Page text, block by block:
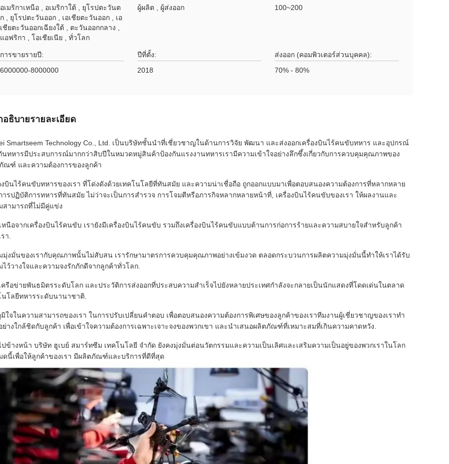
อเมริกาเหนือ , อเมริกาใต้ , ยุโรปตะวันต
ก , ยุโรปตะวันออก , เอเชียตะวันออก , เอ
เชียตะวันออกเฉียงใต้ , ตะวันออกกลาง ,
แอฟริกา , โอเชียเนีย , ทั่วโลก
ผู้ผลิต , ผู้ส่งออก
100~200
การขายรายปี:
6000000-8000000
ปีที่ตั้ง:
2018
ส่งออก (คอมพิวเตอร์ส่วนบุคคล):
70% - 80%
อธิบายรายละเอียด
Smartseem Technology Co., Ltd. เป็นบริษัทชั้นนําที่เชี่ยวชาญในด้านการวิจัย พัฒนา และส่งออกเครื่องบินไร้คนขับทหาร และอุปกรณ์
นทหารมีประสบการณ์มากกว่าสิบปีในหมวดหมู่สินค้าป้องกันแรงงานทหารเรามีความเข้าใจอย่างลึกซึ้งเกี่ยวกับการควบคุมคุณภาพของ
ณฑ์ และความต้องการของลูกค้า
งบินไร้คนขับทหารของเรา ที่โด่งดังด้วยเทคโนโลยีที่ทันสมัย และความน่าเชื่อถือ ถูกออกแบบมาเพื่อตอบสนองความต้องการที่หลากหลาย
ารปฏิบัติการทหารที่ทันสมัย ไม่ว่าจะเป็นการสํารวจ การโจมตีหรือภารกิจหลากหลายหน้าที่, เครื่องบินไร้คนขับของเรา ให้ผลงานและ
สามารถที่ไม่มีคู่แข่ง
หนือจากเครื่องบินไร้คนขับ เรายังมีเครื่องบินไร้คนขับ รวมถึงเครื่องบินไร้คนขับแบบต้านการก่อการร้ายและความสบายใจสําหรับลูกค้า
า.
มุ่งมั่นของเรากับคุณภาพนั้นไม่สับสน เรารักษามาตรการควบคุมคุณภาพอย่างเข้มงวด ตลอดกระบวนการผลิตความมุ่งมั่นนี้ทําให้เราได้รับ
ไว้วางใจและความจงรักภักดีจากลูกค้าทั่วโลก.
ครือข่ายพันธมิตรระดับโลก และประวัติการส่งออกที่ประสบความสําเร็จไปยังหลายประเทศกําลังจะกลายเป็นนักแสดงที่โดดเด่นในตลาด
นโลยีทหารระดับนานาชาติ.
มิใจในความสามารถของเรา ในการปรับเปลี่ยนคําตอบ เพื่อตอบสนองความต้องการพิเศษของลูกค้าของเราทีมงานผู้เชี่ยวชาญของเราทํา
ย่างใกล้ชิดกับลูกค้า เพื่อเข้าใจความต้องการเฉพาะเจาะจงของพวกเขา และนําเสนอผลิตภัณฑ์ที่เหมาะสมที่เกินความคาดหวัง.
ปข้างหน้า บริษัท ฮูเบย์ สมาร์ทซีม เทคโนโลยี จํากัด ยังคงมุ่งมั่นต่อนวัตกรรมและความเป็นเลิศและเสริมความเป็นอยู่ของพวกเราในโลก
ดนี้เพื่อให้ลูกค้าของเรา มีผลิตภัณฑ์และบริการที่ดีที่สุด